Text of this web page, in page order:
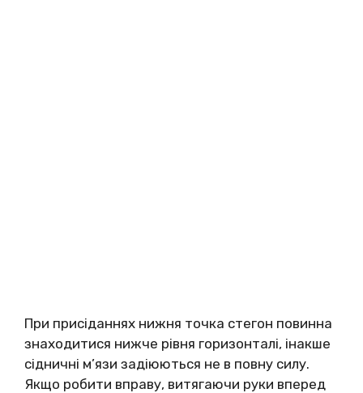
При присіданнях нижня точка стегон повинна
знаходитися нижче рівня горизонталі, інакше
сідничні м’язи задіюються не в повну силу.
Якщо робити вправу, витягаючи руки вперед